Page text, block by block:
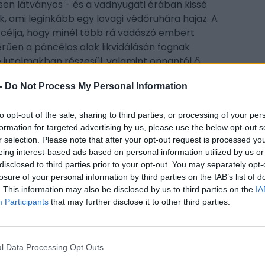
Do Not Process My Personal Information
opt-out of the sale, sharing to third parties, or processing of your
for targeted advertising by us, please use the below opt-out
selection. Please note that after your opt-out request is processed
interest-based ads based on personal information utilized by us
to third parties prior to your opt-out. You may separately
of your personal information by third parties on the IAB’s list of
This information may also be disclosed by us to third parties on the
Participants that may further disclose it to other third parties.
Data Processing Opt Outs
látványos - és a vadnyugati érában kissé
leginkább egy lovagi védőruhára hajaz. A
hogy minél több rá vadászó embert
a páncélos alak likvidálásán fognak
jutalmakban részesül, valamint onnantól ő
különféle típusokra bontva. Eme
horgászfelszerelést automatikusan
kell nagybevásárlást tartani. Mi több, még
közben valaki hátba talál lőni. A cél
szerint az Up in Smoke, a Spoils of War és a
zsákmányok megszerzéséért és
vagy egymagunkban. Az új Target Race
egy ellenőrzőponton, lóháton kell
új fegyverek és ruhák is várhatóak.